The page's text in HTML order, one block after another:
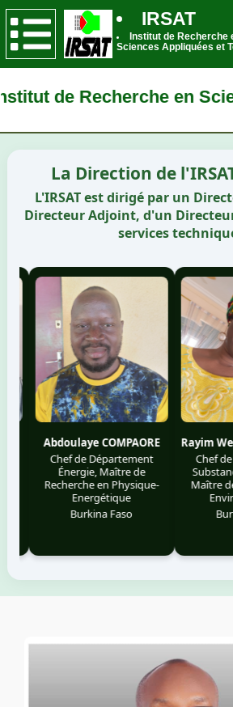
IRSAT
Institut de Recherche
Sciences Appliquées et
de Recherche en
La Direction de
L'IRSAT est dirigé par un
Directeur Adjoint, d'un
services
Abdoulaye COMPAORE
Chef de Département
Énergie, Maître de
Recherche en Physique-
Energétique
Burkina Faso
Rayim Wendé
Chef de
Substances
Maître de